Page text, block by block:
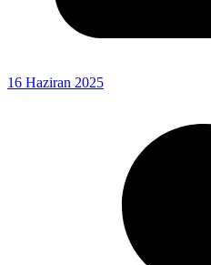
16 Haziran 2025